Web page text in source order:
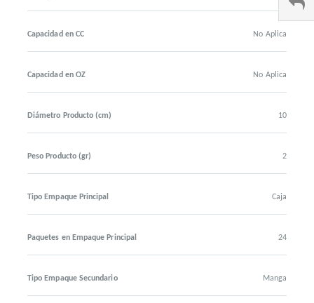
Capacidad en CC No Aplica
Capacidad en OZ No Aplica
Diámetro Producto (cm) 10
Peso Producto (gr) 2
Tipo Empaque Principal Caja
Paquetes en Empaque Principal 24
Tipo Empaque Secundario Manga